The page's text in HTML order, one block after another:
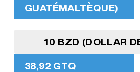
GUATÉMALTÈQUE)
10 BZD (DOLLAR
38,92 GTQ